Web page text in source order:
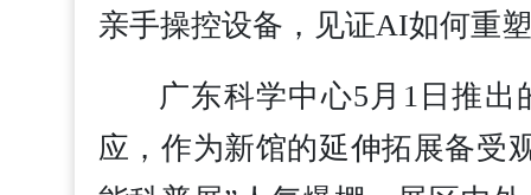
亲手操控设备，见证AI如何重
广东科学中心5月1日推
应，作为新馆的延伸拓展备